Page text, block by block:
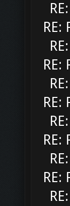
RE:
RE:
RE:
RE:
RE: